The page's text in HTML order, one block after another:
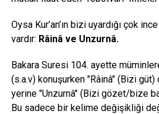
Oysa Kur’an’ın bizi uyardığı çok
vardır: Râinâ ve Unzurnâ.
Bakara Suresi 104. ayette
(s.a.v) konuşurken "Râinâ" (Bizi
yerine "Unzurnâ" (Bizi gözet/bize
Bu sadece bir kelime değişikliği